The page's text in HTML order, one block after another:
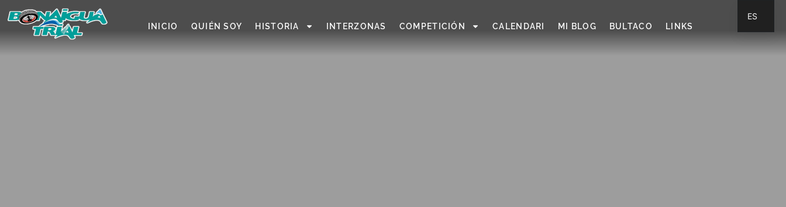
INICIO QUIÉN SOY HISTORIA INTERZONAS COMPETICIÓN CALENDARI MI BLOG BULTACO LINKS
ES
CA